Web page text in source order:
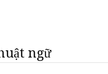
ngữ